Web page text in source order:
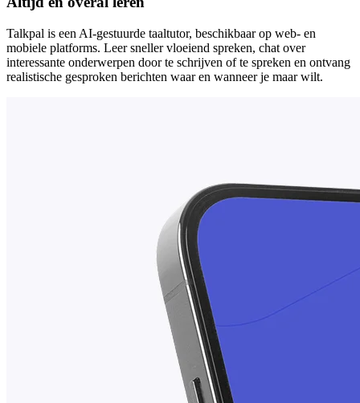
Talkpal is een AI-gestuurde taaltutor, beschikbaar op web- en
mobiele platforms. Leer sneller vloeiend spreken, chat over
interessante onderwerpen door te schrijven of te spreken en ontvang
realistische gesproken berichten waar en wanneer je maar wilt.